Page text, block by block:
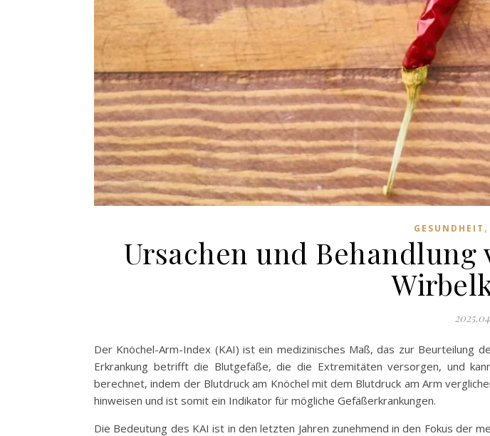
GESUNDHEIT ,
Ursachen und Behandlung
Der Knöchel-Arm-Index (KAI) ist ein medizinisches Maß, das zur Beurteilung
Erkrankung betrifft die Blutgefäße, die die Extremitäten versorgen, und
berechnet, indem der Blutdruck am Knöchel mit dem Blutdruck am Arm
hinweisen und ist somit ein Indikator für mögliche Gefäßerkrankungen.
Die Bedeutung des KAI ist in den letzten Jahren zunehmend in den Fokus der